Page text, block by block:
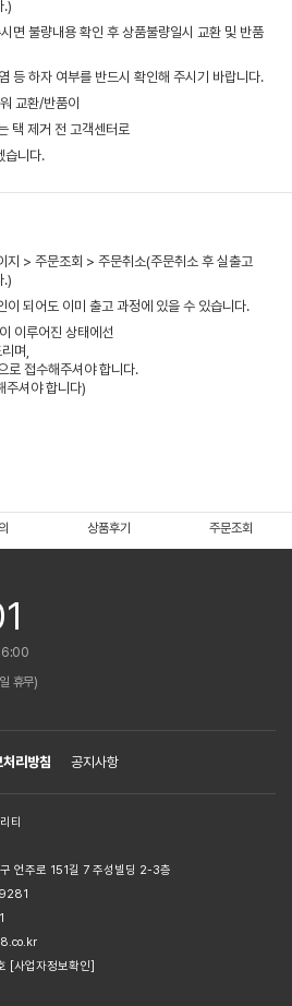
.)
면 불량내용 확인 후 상품불량일시 교환 및 반품
등 하자 여부를 반드시 확인해 주시기 바랍니다.
교환/반품이
택 제거 전 고객센터로
습니다.
지 > 주문조회 > 주문취소(주문취소 후 실출고
.)
이 되어도 이미 출고 과정에 있을 수 있습니다.
이루어진 상태에선
며,
로 접수해주셔야 합니다.
주셔야 합니다)
상품후기 주문조회
휴무)
리방침 공지사항
티
언주로 151길 7 주성빌딩 2-3층
[사업자정보확인]